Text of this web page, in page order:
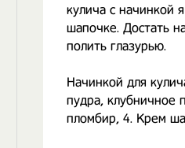
кулича с начинкой
шапочке. Достать
полить глазурью.
Начинкой для
пудра, клубничное
пломбир, 4. Крем